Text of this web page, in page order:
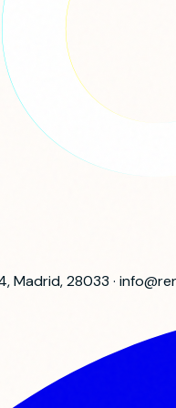
Madrid, 28033 ·